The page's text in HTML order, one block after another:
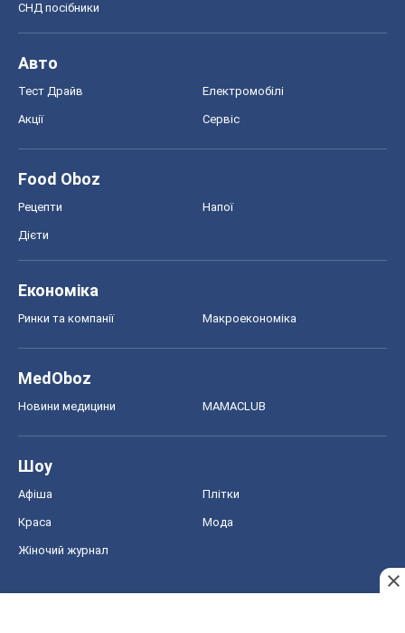
СНД посібники
Авто
Тест Драйв Електромобілі
Акції Сервіс
Food Oboz
Рецепти Напої
Дієти
Економіка
Ринки та компанії Макроекономіка
MedOboz
Новини медицини MAMACLUB
Шоу
Афіша Плітки
Краса Мода
Жіночий журнал